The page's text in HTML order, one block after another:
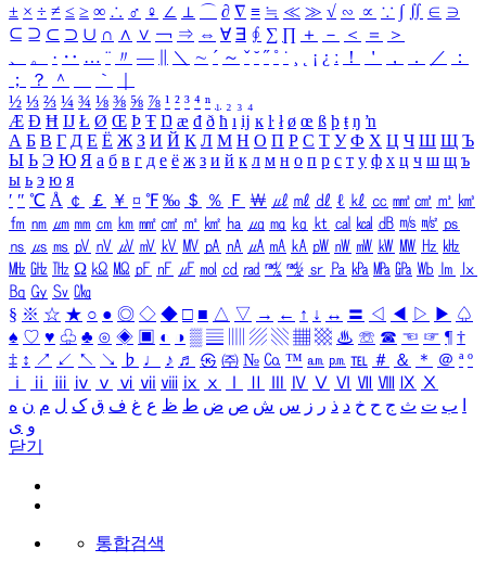
± × ÷ ≠ ≤ ≥ ∞ ∴ ♂ ♀ ∠ ⊥ ⌒ ∂ ∇ ≡ ≒ ≪ ≫ √ ∽ ∝ ∵ ∫ ∬ ∈ ∋
⊆ ⊇ ⊂ ⊃ ∪ ∩ ∧ ∨ ￢ ⇒ ⇔ ∀ ∃ ∮ ∑ ∏ ＋ － ＜ ＝
＞
、
。 · ‥ … ¨ 〃 ― ＼ ∼ ´ ～ ˇ ˘ ˝ ˚ ˙ ¸ ¡ ¿ ː ！ ＇ ， ． ／
：
；
？ ＾ ｀
½ ⅓ ⅔ ¼ ¾ ⅛ ⅜ ⅝ ⅞ ¹ ² ³ ⁴ ⁿ ₁ ₂ ₃ ₄
Æ Ð Ħ Ĳ Ł Ø Œ Þ Ŧ Ŋ æ đ ð ħ ı ĳ ĸ ŀ ł ø œ ß þ ŧ ŋ ŉ
А Б В Г Д Е Ё Ж З И Й К Л М Н О П Р С Т У Ф Х Ц Ч Ш Щ Ъ
Ы Ь Э Ю Я а б в г д е ё ж з и й к л м н о п р с т у ф х ц ч ш щ ъ
ы ь э ю я
′ ″ ℃ Å ￠ ￡ ￥ ¤ ℉ ‰ ＄ ％ Ｆ ￦ ㎕ ㎖ ㎗ ℓ ㎘ ㏄ ㎣ ㎤ ㎥ ㎦
㎙ ㎚ ㎛ ㎜ ㎝ ㎞ ㎟ ㎠ ㎡ ㎢ ㏊ ㎍ ㎎ ㎏ ㏏ ㎈ ㎉ ㏈ ㎧ ㎨ ㎰
㎱ ㎲ ㎳ ㎴ ㎵ ㎶ ㎷ ㎸ ㎹ ㎀ ㎁ ㎂ ㎃ ㎄ ㎺ ㎻ ㎽ ㎾ ㎿ ㎐ ㎑
㎒ ㎓ ㎔ Ω ㏀ ㏁ ㎊ ㎋ ㎌ ㏖ ㏅ ㎭ ㎮ ㎯ ㏛ ㎩ ㎪ ㎫ ㎬ ㏝ ㏐
㏓
㏃ ㏉ ㏜ ㏆
§ ※ ☆ ★ ○ ● ◎ ◇ ◆ □ ■ △ ▽ → ← ↑ ↓ ↔ 〓 ◁ ◀ ▷ ▶ ♤
♠ ♡ ♥ ♧ ♣ ⊙ ◈ ▣ ◐ ◑ ▒ ▤ ▨ ▧ ▦ ▩ ♨ ☏ ☎ ☜ ☞ ¶ †
‡ ↕ ↗ ↙ ↖ ↘ ♭ ♩ ♪ ♬ ㉿ ㈜ № ㏇ ™ ㏂ ㏘ ℡ ＃ ＆ ＊ ＠ ª º
ⅰ
ⅱ ⅲ ⅳ ⅴ ⅵ ⅶ ⅷ ⅸ ⅹ Ⅳ Ⅴ Ⅵ Ⅶ Ⅷ Ⅸ Ⅹ
ب ت ث ج ح خ د ذ ر ز س ش ص ض ط ظ ع غ ف ق ک ل م ن ه
و ی
닫기
통합검색